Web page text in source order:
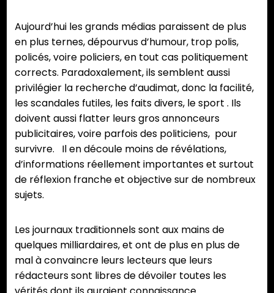
Aujourd’hui les grands médias paraissent de plus
en plus ternes, dépourvus d’humour, trop polis,
policés, voire policiers, en tout cas politiquement
corrects. Paradoxalement, ils semblent aussi
privilégier la recherche d’audimat, donc la facilité,
les scandales futiles, les faits divers, le sport . Ils
doivent aussi flatter leurs gros annonceurs
publicitaires, voire parfois des politiciens, pour
survivre. Il en découle moins de révélations,
d’informations réellement importantes et surtout
de réflexion franche et objective sur de nombreux
sujets.
Les journaux traditionnels sont aux mains de
quelques milliardaires, et ont de plus en plus de
mal à convaincre leurs lecteurs que leurs
rédacteurs sont libres de dévoiler toutes les